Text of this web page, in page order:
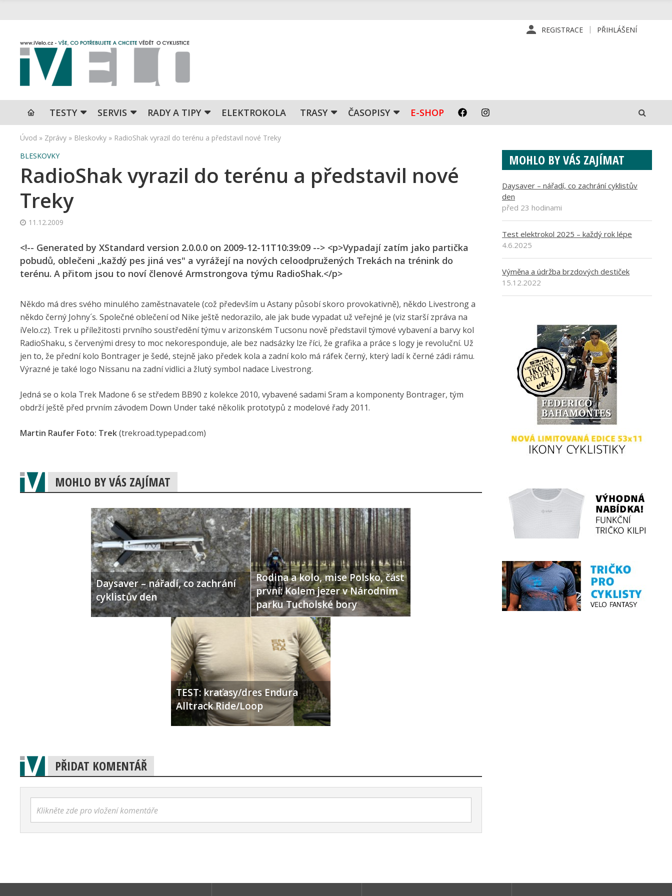
REGISTRACE PŘIHLÁŠENÍ
TESTY SERVIS RADY A TIPY ELEKTROKOLA TRASY ČASOPISY E-SHOP
Úvod » Zprávy » Bleskovky » RadioShak vyrazil do terénu a představil nové Treky
BLESKOVKY
RadioShak vyrazil do terénu a představil nové
Treky
11.12.2009
<!-- Generated by XStandard version 2.0.0.0 on 2009-12-11T10:39:09 --> <p>Vypadají zatím jako partička
pobudů, oblečeni „každý pes jiná ves" a vyrážejí na nových celoodpružených Trekách na trénink do
terénu. A přitom jsou to noví členové Armstrongova týmu RadioShak.</p>
Někdo má dres svého minulého zaměstnavatele (což především u Astany působí skoro provokativně), někdo Livestrong a
někdo černý Johny´s. Společné oblečení od Nike ještě nedorazilo, ale jak bude vypadat už veřejné je (viz starší zpráva na
iVelo.cz). Trek u příležitosti prvního soustředění týmu v arizonském Tucsonu nově představil týmové vybavení a barvy kol
RadioShaku, s červenými dresy to moc nekoresponduje, ale bez nadsázky lze říci, že grafika a práce s logy je revoluční. Už
jen to, že přední kolo Bontrager je šedé, stejně jako předek kola a zadní kolo má ráfek černý, který ladí k černé zádi rámu.
Výrazné je také logo Nissanu na zadní vidlici a žlutý symbol nadace Livestrong.
Jedná se o kola Trek Madone 6 se středem BB90 z kolekce 2010, vybavené sadami Sram a komponenty Bontrager, tým
obdrží ještě před prvním závodem Down Under také několik prototypů z modelové řady 2011.
Martin Raufer Foto: Trek(trekroad.type­pad.com)
MOHLO BY VÁS ZAJÍMAT
Daysaver – nářadí, co zachrání
cyklistův den
Rodina a kolo, mise Polsko, část
první: Kolem jezer v Národním
parku Tucholské bory
TEST: kraťasy/dres Endura
Alltrack Ride/Loop
PŘIDAT KOMENTÁŘ
Klikněte zde pro vložení komentáře
MOHLO BY VÁS ZAJÍMAT
Daysaver – nářadí, co zachrání cyklistův
den
před 23 hodinami
Test elektrokol 2025 – každý rok lépe
4.6.2025
Výměna a údržba brzdových destiček
15.12.2022